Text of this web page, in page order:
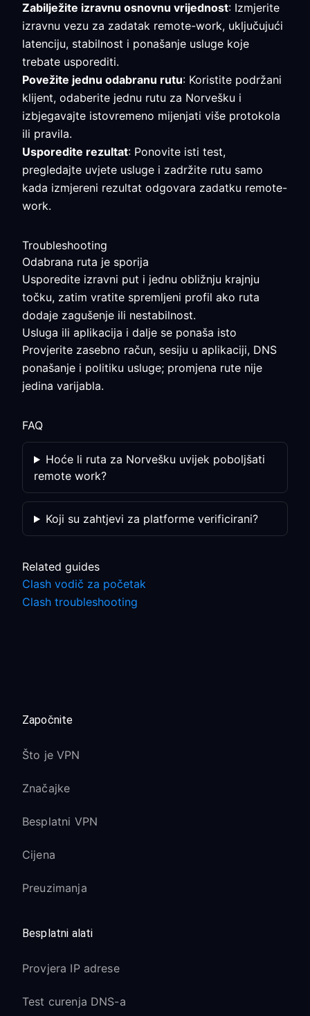
Zabilježite izravnu osnovnu vrijednost: Izmjerite
izravnu vezu za zadatak remote-work, uključujući
latenciju, stabilnost i ponašanje usluge koje
trebate usporediti.
Povežite jednu odabranu rutu: Koristite podržani
klijent, odaberite jednu rutu za Norvešku i
izbjegavajte istovremeno mijenjati više protokola
ili pravila.
Usporedite rezultat: Ponovite isti test,
pregledajte uvjete usluge i zadržite rutu samo
kada izmjereni rezultat odgovara zadatku remote-
work.
Troubleshooting
Odabrana ruta je sporija
Usporedite izravni put i jednu obližnju krajnju
točku, zatim vratite spremljeni profil ako ruta
dodaje zagušenje ili nestabilnost.
Usluga ili aplikacija i dalje se ponaša isto
Provjerite zasebno račun, sesiju u aplikaciji, DNS
ponašanje i politiku usluge; promjena rute nije
jedina varijabla.
FAQ
Hoće li ruta za Norvešku uvijek poboljšati
remote work?
Koji su zahtjevi za platforme verificirani?
Related guides
Clash vodič za početak
Clash troubleshooting
Započnite
Što je VPN
Značajke
Besplatni VPN
Cijena
Preuzimanja
Besplatni alati
Provjera IP adrese
Test curenja DNS-a